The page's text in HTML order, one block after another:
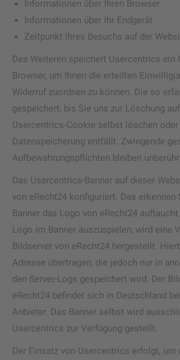
Informationen über Ihren Browser
Informationen über Ihr Endgerät
Zeitpunkt Ihres Besuchs auf der
Des Weiteren speichert Usercentrics ein
Browser, um Ihnen die erteilten
Widerruf zuordnen zu können. Die so
gespeichert, bis Sie uns zur Löschung
Usercentrics-Cookie selbst löschen
Datenspeicherung entfällt. Zwingende
Aufbewahrungspflichten bleiben
Das Usercentrics-Banner auf dieser
von eRecht24 konfiguriert. Das erkennen
Banner das Logo von eRecht24
Logo im Banner auszuspielen, wird eine
Bildserver von eRecht24 hergestellt.
Adresse übertragen, die jedoch nur in
den Server-Logs gespeichert wird. Der
eRecht24 befindet sich in Deutschland
Anbieter. Das Banner selbst wird
Usercentrics zur Verfügung gestellt.
Der Einsatz von Usercentrics erfolgt, um